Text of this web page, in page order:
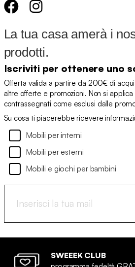
La tua casa amerà i
prodotti.
Iscriviti per ottenere uno
Offerta valida a partire da 200€ di
altre offerte e promozioni. Non si
contrassegnati come esclusi dalle
Su cosa ti piacerebbe ricevere
Mobili per interni
Mobili per esterni
Mobili e giochi per bambini
SWEEEK CLUB